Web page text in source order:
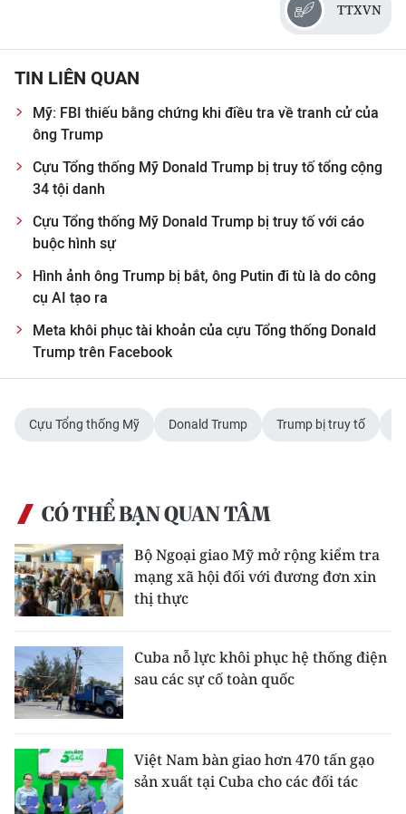
Media Thế giới
Media Thể thao
Media Giáo dục
Media Y tế
Media Khoa học - Công nghệ
Media Môi trường
Infographic
TIN MỚI
Trung du và miền núi phía Bắc
Bắc Trung Bộ
Duyên hải Nam Trung Bộ và Tây
Đông Nam Bộ
Đồng bằng sông Cửu Long
Chuyên trang Hà Nội
Chuyên trang TP. Hồ Chí Minh
TTXVN
TIN LIÊN QUAN
Mỹ: FBI thiếu bằng chứng khi điều tra về tranh cử của
ông Trump
Cựu Tổng thống Mỹ Donald Trump bị truy tố tổng cộng
34 tội danh
Cựu Tổng thống Mỹ Donald Trump bị truy tố với cáo
buộc hình sự
Hình ảnh ông Trump bị bắt, ông Putin đi tù là do công
cụ AI tạo ra
Meta khôi phục tài khoản của cựu Tổng thống Donald
Trump trên Facebook
Cựu Tổng thống Mỹ Donald Trump Trump bị truy tố
CÓ THỂ BẠN QUAN TÂM
Bộ Ngoại giao Mỹ mở rộng kiểm tra
mạng xã hội đối với đương đơn xin
thị thực
Cuba nỗ lực khôi phục hệ thống điện
sau các sự cố toàn quốc
Việt Nam bàn giao hơn 470 tấn gạo
sản xuất tại Cuba cho các đối tác